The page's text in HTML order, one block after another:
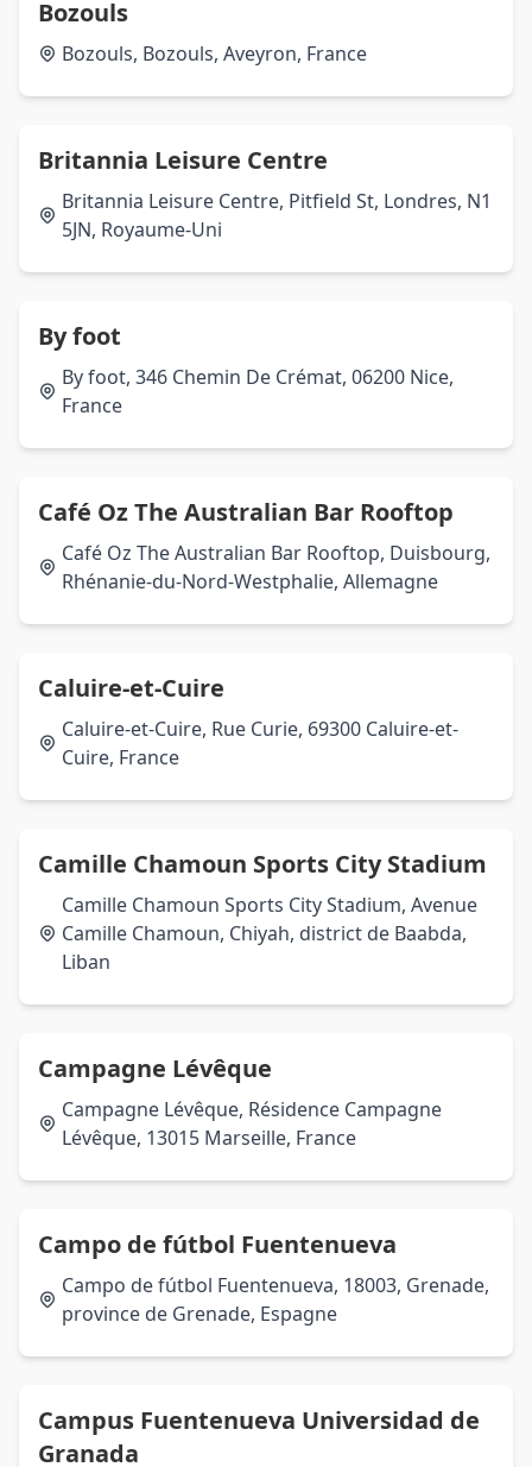
Bozouls
Bozouls, Bozouls, Aveyron, France
Britannia Leisure Centre
Britannia Leisure Centre, Pitfield St, Londres, N1
5JN, Royaume-Uni
By foot
By foot, 346 Chemin De Crémat, 06200 Nice,
France
Café Oz The Australian Bar Rooftop
Café Oz The Australian Bar Rooftop, Duisbourg,
Rhénanie-du-Nord-Westphalie, Allemagne
Caluire-et-Cuire
Caluire-et-Cuire, Rue Curie, 69300 Caluire-et-
Cuire, France
Camille Chamoun Sports City Stadium
Camille Chamoun Sports City Stadium, Avenue
Camille Chamoun, Chiyah, district de Baabda,
Liban
Campagne Lévêque
Campagne Lévêque, Résidence Campagne
Lévêque, 13015 Marseille, France
Campo de fútbol Fuentenueva
Campo de fútbol Fuentenueva, 18003, Grenade,
province de Grenade, Espagne
Campus Fuentenueva Universidad de
Granada